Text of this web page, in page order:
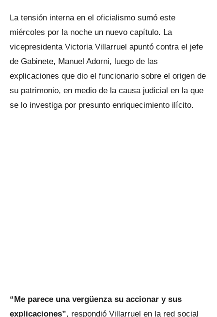
La tensión interna en el oficialismo sumó este
miércoles por la noche un nuevo capítulo. La
vicepresidenta Victoria Villarruel apuntó contra el jefe
de Gabinete, Manuel Adorni, luego de las
explicaciones que dio el funcionario sobre el origen de
su patrimonio, en medio de la causa judicial en la que
se lo investiga por presunto enriquecimiento ilícito.
“Me parece una vergüenza su accionar y sus
explicaciones”, respondió Villarruel en la red social